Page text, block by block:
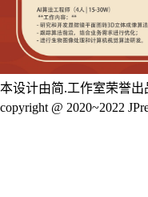
本设计由简.工作室荣誉出
copyright @ 2020~2022